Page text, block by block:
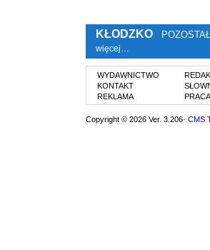
KŁODZKO
więcej…
WYDAWNICTWO
KONTAKT
REKLAMA
Copyright © 2026 Ver. 3.206· CMS